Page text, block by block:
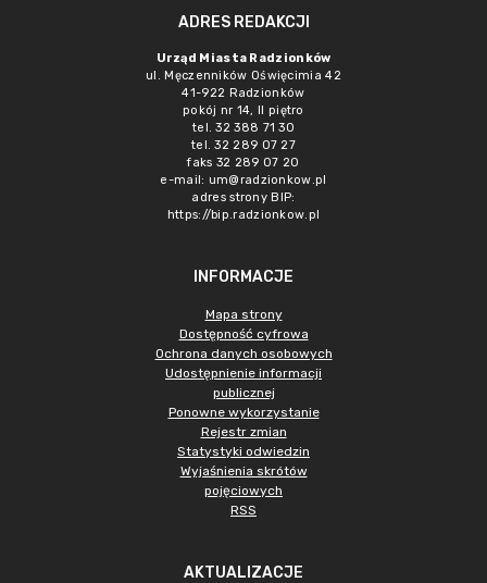
ADRES REDAKCJI
Urząd Miasta Radzionków
ul. Męczenników Oświęcimia 42
41-922 Radzionków
pokój nr 14, II piętro
tel. 32 388 71 30
tel. 32 289 07 27
faks 32 289 07 20
e-mail: um@radzionkow.pl
adres strony BIP:
https://bip.radzionkow.pl
INFORMACJE
Mapa strony
Dostępność cyfrowa
Ochrona danych osobowych
Udostępnienie informacji
publicznej
Ponowne wykorzystanie
Rejestr zmian
Statystyki odwiedzin
Wyjaśnienia skrótów
pojęciowych
RSS
AKTUALIZACJE